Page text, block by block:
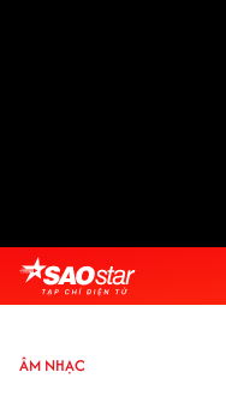
ÂM NHẠC